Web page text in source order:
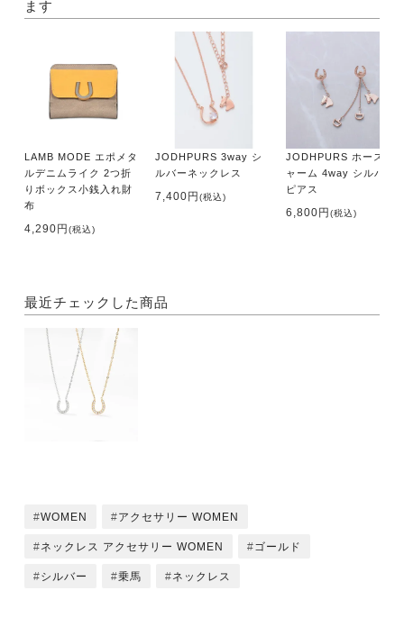
ます
LAMB MODE エポメタ
ルデニムライク 2つ折
りボックス小銭入れ財
布
4,290円(税込)
JODHPURS 3way シ
ルバーネックレス
7,400円(税込)
JODHPURS ホースチ
ャーム 4way シルバー
ピアス
6,800円(税込)
最近チェックした商品
WOMEN アクセサリー WOMEN
ネックレス アクセサリー WOMEN ゴールド
シルバー 乗馬 ネックレス